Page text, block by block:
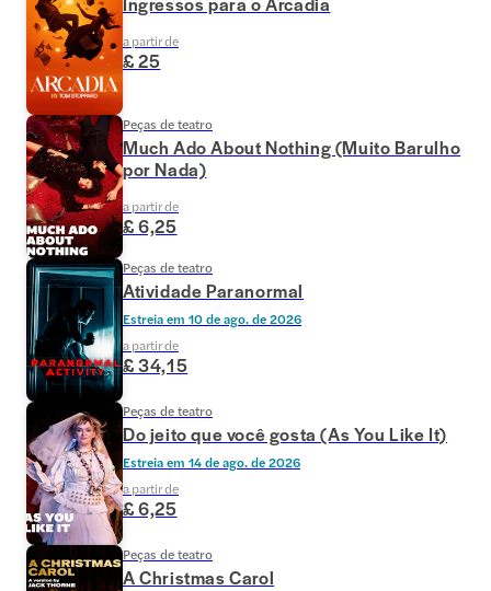
a partir de
£ 25
Peças de teatro
Much Ado About Nothing (Muito Barulho
por Nada)
a partir de
£ 6,25
Peças de teatro
Atividade Paranormal
Estreia em 10 de ago. de 2026
a partir de
£ 34,15
Peças de teatro
Do jeito que você gosta (As You Like It)
Estreia em 14 de ago. de 2026
a partir de
£ 6,25
Peças de teatro
A Christmas Carol